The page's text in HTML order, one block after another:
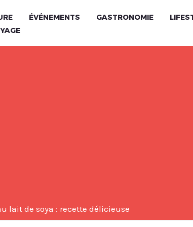
ÉVÉNEMENTS GASTRONOMIE
lait de soya : recette délicieuse